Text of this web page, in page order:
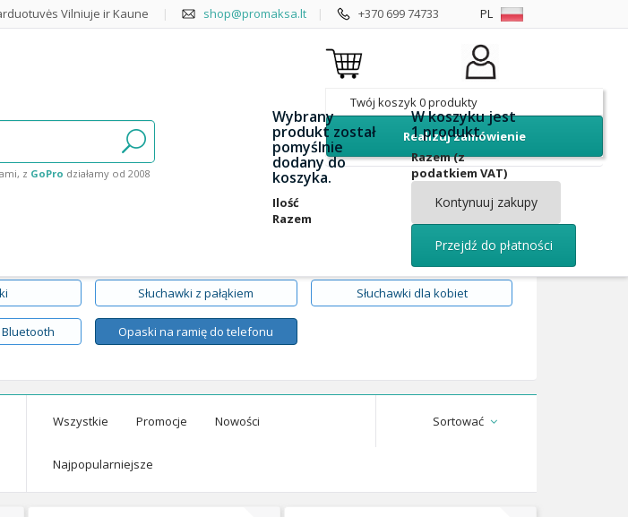
PL
Vilniuje ir Kaune | shop@promaksa.lt | +370 699 74733
z GoPro działamy od 2008
Twój koszyk0produkty
Realizuj zamówienie
Wybrany
produkt został
pomyślnie
dodany do
koszyka.
Ilość
Razem
W koszyku jest
1 produkt.
Razem (z
podatkiem VAT)
Kontynuuj zakupy
Przejdź do płatności
Słuchawki z pałąkiem Słuchawki dla kobiet
Opaski na ramię do telefonu
Wszystkie Promocje Nowości
Najpopularniejsze
Sortować